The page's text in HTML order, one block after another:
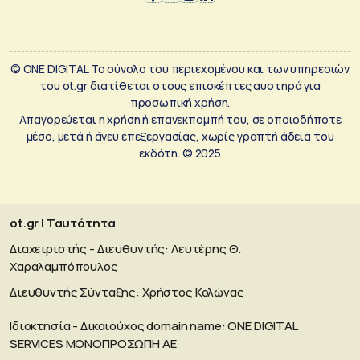
© ONE DIGITAL Το σύνολο του περιεχομένου και των υπηρεσιών
του ot.gr διατίθεται στους επισκέπτες αυστηρά για
προσωπική χρήση.
Απαγορεύεται η χρήση ή επανεκπομπή του, σε οποιοδήποτε
μέσο, μετά ή άνευ επεξεργασίας, χωρίς γραπτή άδεια του
εκδότη. © 2025
ot.gr | Ταυτότητα
Διαχειριστής - Διευθυντής: Λευτέρης Θ.
Χαραλαμπόπουλος
Διευθυντής Σύνταξης: Χρήστος Κολώνας
Ιδιοκτησία - Δικαιούχος domain name: ΟΝΕ DIGITAL
SERVICES MONOΠΡΟΣΩΠΗ ΑΕ